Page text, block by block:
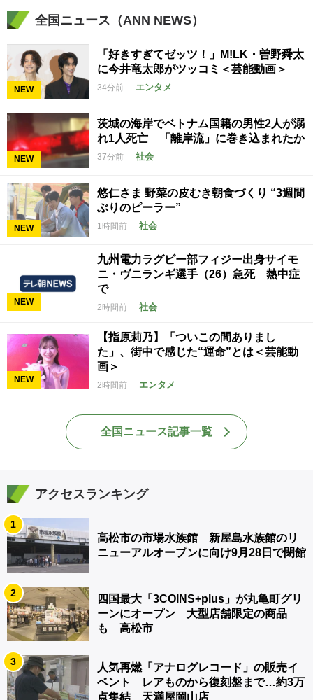
全国ニュース（ANN NEWS）
NEW
「好きすぎてゼッツ！」M!LK・曽野舜太
に今井竜太郎がツッコミ＜芸能動画＞
34分前 エンタメ
NEW
茨城の海岸でベトナム国籍の男性2人が溺
れ1人死亡 「離岸流」に巻き込まれたか
37分前 社会
NEW
悠仁さま 野菜の皮むき朝食づくり “3週間
ぶりのピーラー”
1時間前 社会
NEW
九州電力ラグビー部フィジー出身サイモ
ニ・ヴニランギ選手（26）急死 熱中症
で
2時間前 社会
NEW
【指原莉乃】「ついこの間ありまし
た」、街中で感じた“運命”とは＜芸能動
画＞
2時間前 エンタメ
全国ニュース記事一覧
アクセスランキング
1
高松市の市場水族館 新屋島水族館のリ
ニューアルオープンに向け9月28日で閉館
2
四国最大「3COINS+plus」が丸亀町グリ
ーンにオープン 大型店舗限定の商品
も 高松市
3
人気再燃「アナログレコード」の販売イ
ベント レアものから復刻盤まで…約3万
点集結 天満屋岡山店